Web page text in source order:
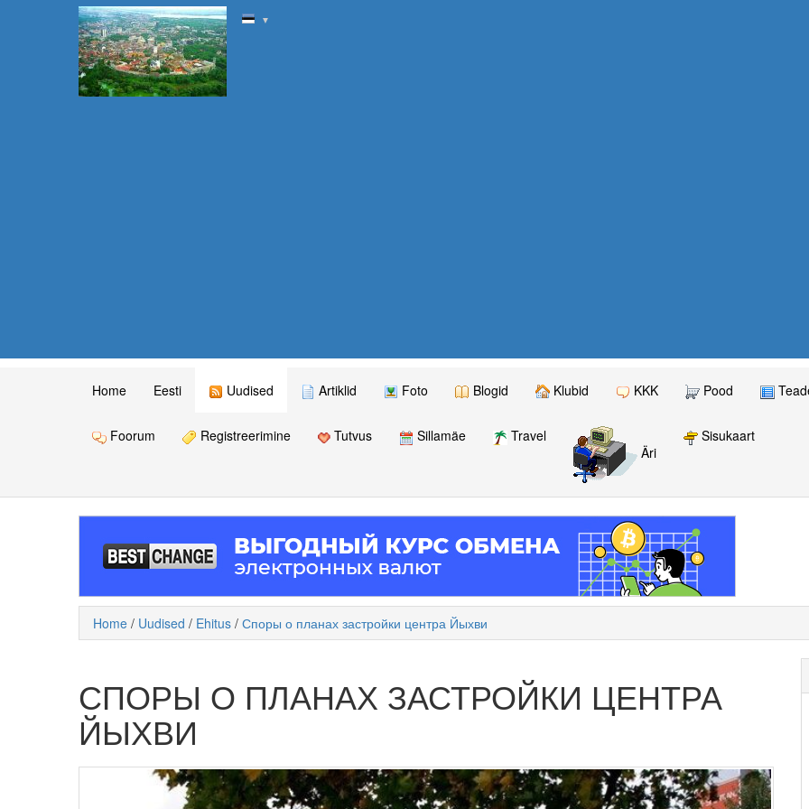
▼
Home Eesti Uudised Artiklid Foto Blogid Klubid KKK Pood
Foorum Registreerimine Tutvus Sillamäe
Travel
Äri
Sisukaart
Home / Uudised / Ehitus / Споры о планах застройки центра Йыхви
СПОРЫ О ПЛАНАХ ЗАСТРОЙКИ ЦЕНТРА
ЙЫХВИ